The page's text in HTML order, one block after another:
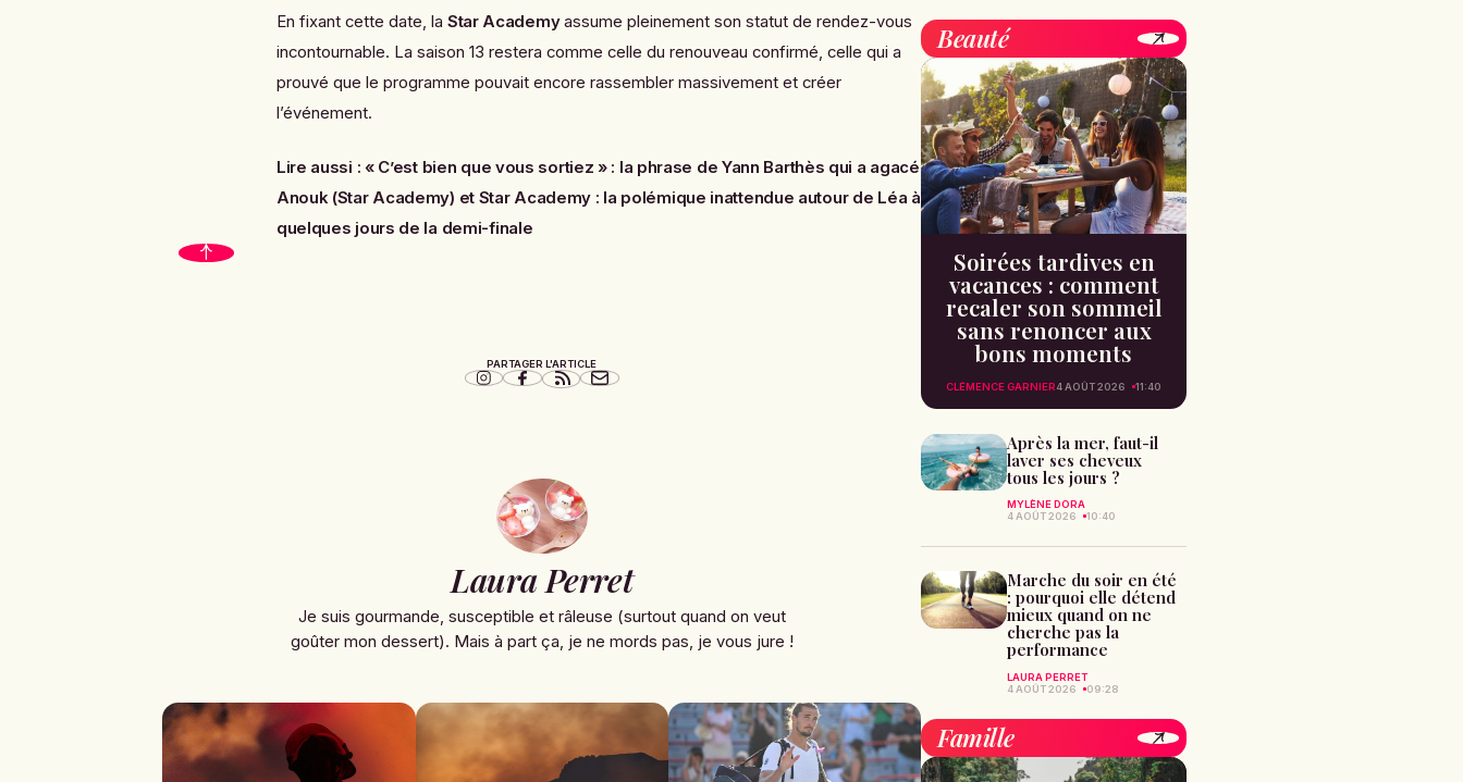
En fixant cette date, la Star Academyassume pleinement son statut de rendez-vous
incontournable. La saison 13 restera comme celle du renouveau confirmé, celle qui a
prouvé que le programme pouvait encore rassembler massivement et créer
l’événement.
Lire aussi : « C’est bien que vous sortiez » : la phrase de Yann Barthès qui a agacé
Anouk (Star Academy) et Star Academy : la polémique inattendue autour de Léa à
quelques jours de la demi-finale
PARTAGER L'ARTICLE
Laura Perret
Je suis gourmande, susceptible et râleuse (surtout quand on veut
goûter mon dessert). Mais à part ça, je ne mords pas, je vous jure !
Beauté
Soirées tardives en
vacances : comment
recaler son sommeil
sans renoncer aux
bons moments
CLÉMENCE GARNIER4 AOÛT 2026 11:40
Après la mer, faut-il
laver ses cheveux
tous les jours ?
MYLÈNE DORA
4 AOÛT 2026
10:40
Marche du soir en été
: pourquoi elle détend
mieux quand on ne
cherche pas la
performance
LAURA PERRET
4 AOÛT 2026
09:28
Famille